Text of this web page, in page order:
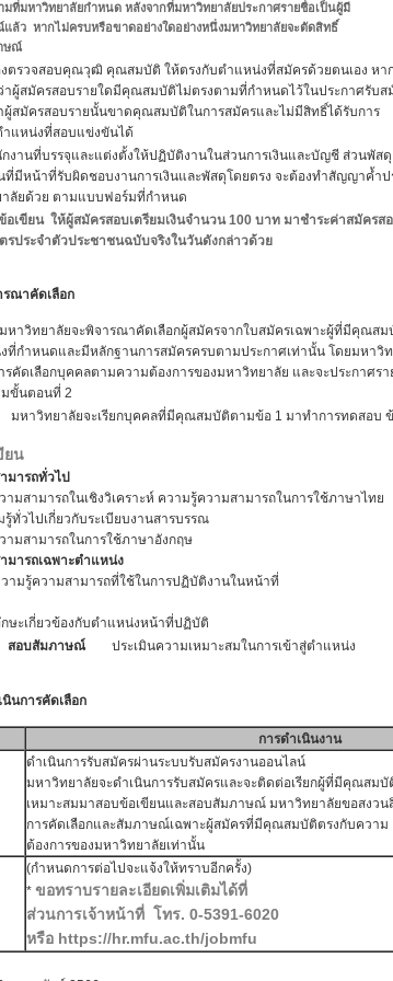
ที่มหาวิทยาลัยกำหนด หลังจากที่มหาวิทยาลัยประกาศรายชื่อเป็นผู้มี
ล้ว หากไม่ครบหรือขาดอย่างใดอย่างหนึ่งมหาวิทยาลัยจะตัดสิทธิ์
ษณ์
บคุณวุฒิ คุณสมบัติ ให้ตรงกับตำแหน่งที่สมัครด้วยตนเอง หา
รสอบรายใดมีคุณสมบัติไม่ตรงตามที่กำหนดไว้ในประกาศรับส
สอบรายนั้นขาดคุณสมบัติในการสมัครและไม่มีสิทธิ์ได้รับการ
น่งที่สอบแข่งขันได้
จุและแต่งตั้งให้ปฏิบัติงานในส่วนการเงินและบัญชี ส่วนพัสดุ
ที่รับผิดชอบงานการเงินและพัสดุโดยตรง จะต้องทำสัญญาค้ำป
วย ตามแบบฟอร์มที่กำหนด
อเขียน ให้ผู้สมัครสอบเตรียมเงินจำนวน 100 บาท มาชำระค่าสมัครส
รประจำตัวประชาชนฉบับจริงในวันดังกล่าวด้วย
าคัดเลือก
าวิทยาลัยจะพิจารณาคัดเลือกผู้สมัครจากใบสมัครเฉพาะผู้ที่มีคุณสม
ดและมีหลักฐานการสมัครครบตามประกาศเท่านั้น โดยมหาวิท
กบุคคลตามความต้องการของมหาวิทยาลัย และจะประกาศรา
ตอนที่ 2
มหาวิทยาลัยจะเรียกบุคคลที่มีคุณสมบัติตามข้อ 1 มาทำการทดสอบ
ยน
รถทั่วไป
ในเชิงวิเคราะห์ ความรู้ความสามารถในการใช้ภาษาไทย
ยวกับระเบียบงานสารบรรณ
รถในการใช้ภาษาอังกฤษ
เฉพาะตำแหน่ง
สามารถที่ใช้ในการปฏิบัติงานในหน้าที่
ข้องกับตำแหน่งหน้าที่ปฏิบัติ
สอบสัมภาษณ์ ประเมินความเหมาะสมในการเข้าสู่ตำแหน่ง
ารคัดเลือก
การดำเนินงาน
ดำเนินการรับสมัครผ่านระบบรับสมัครงานออนไลน์
มหาวิทยาลัยจะดำเนินการรับสมัครและจะติดต่อเรียกผู้ที่มีคุณสมบั
เหมาะสมมาสอบข้อเขียนและสอบสัมภาษณ์ มหาวิทยาลัยขอสงวน
การคัดเลือกและสัมภาษณ์เฉพาะผู้สมัครที่มีคุณสมบัติตรงกับความ
ต้องการของมหาวิทยาลัยเท่านั้น
(กำหนดการต่อไปจะแจ้งให้ทราบอีกครั้ง)
* ขอทราบรายละเอียดเพิ่มเติมได้ที่
ส่วนการเจ้าหน้าที่ โทร. 0-5391-6020
หรือ https://hr.mfu.ac.th/jobmfu